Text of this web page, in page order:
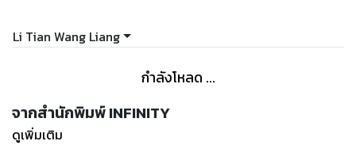
ทราบว่าเหตุใดลั่วฉวนถึงได้เปลี่ยนไป แต่ว่าการเปลี่ยนไปของเขา
ลั่วฉวนได้จัดให้ลูกค้ากันแบบจุกๆ แถมยังวางแผนในการพัฒนา
ร้านต้นตำรับในรูปแบบที่ก้าวกระโดดจนลูกค้าคาดไม่ถึงไปตามๆ
Li Tian Wang Liang
กำลังโหลด ...
จากสำนักพิมพ์ INFINITY
ดูเพิ่มเติม